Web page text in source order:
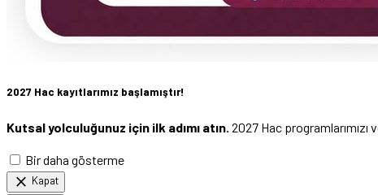
2027 Hac kayıtlarımız başlamıştır!
Kutsal yolculuğunuz için ilk adımı atın. 2027 Hac programlarımızı
Bir daha gösterme
close Kapat